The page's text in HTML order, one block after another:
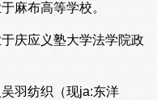
麻布高等学校。
庆应义塾大学法学院政
羽纺织（现ja:东洋